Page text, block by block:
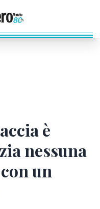
è
nessuna
un